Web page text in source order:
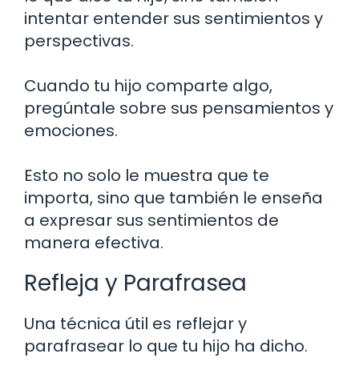
intentar entender sus sentimientos y
perspectivas.
Cuando tu hijo comparte algo,
pregúntale sobre sus pensamientos y
emociones.
Esto no solo le muestra que te
importa, sino que también le enseña
a expresar sus sentimientos de
manera efectiva.
Refleja y Parafrasea
Una técnica útil es reflejar y
parafrasear lo que tu hijo ha dicho.